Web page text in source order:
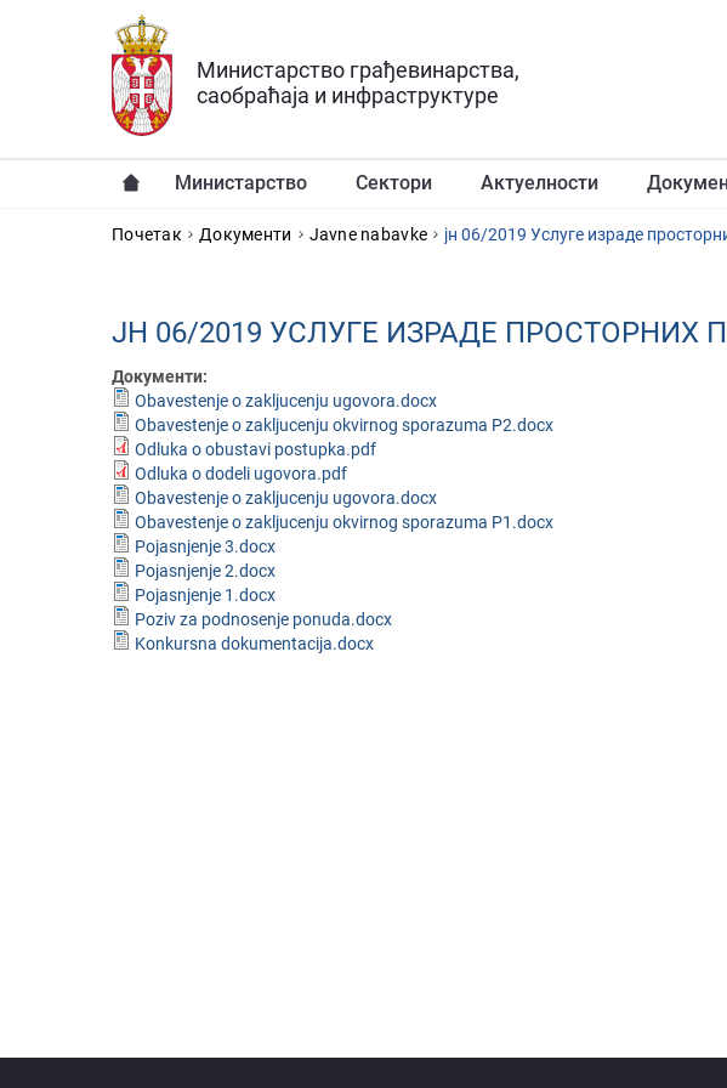
Прескочи на главни део садржаја
Министарство грађевинарства,
саобраћаја и инфраструктуре
Министарство Сектори Актуелности
YOU ARE HERE
Почетак Документи Javne nabavke јн 06/2019 Услуге израде
ЈН 06/2019 УСЛУГЕ ИЗРАДЕ
Документи:
Obavestenje o zakljucenju ugovora.docx
Obavestenje o zakljucenju okvirnog sporazuma P2.docx
Odluka o obustavi postupka.pdf
Odluka o dodeli ugovora.pdf
Obavestenje o zakljucenju ugovora.docx
Obavestenje o zakljucenju okvirnog sporazuma P1.docx
Pojasnjenje 3.docx
Pojasnjenje 2.docx
Pojasnjenje 1.docx
Poziv za podnosenje ponuda.docx
Konkursna dokumentacija.docx